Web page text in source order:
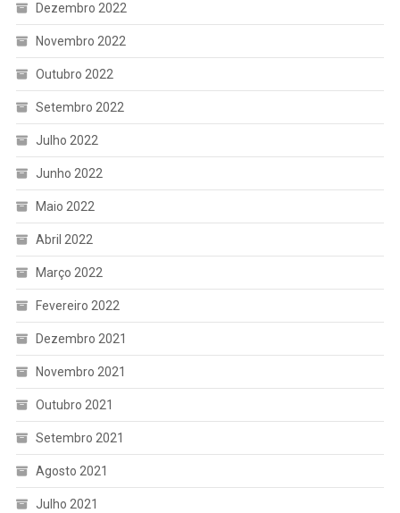
Dezembro 2022
Novembro 2022
Outubro 2022
Setembro 2022
Julho 2022
Junho 2022
Maio 2022
Abril 2022
Março 2022
Fevereiro 2022
Dezembro 2021
Novembro 2021
Outubro 2021
Setembro 2021
Agosto 2021
Julho 2021